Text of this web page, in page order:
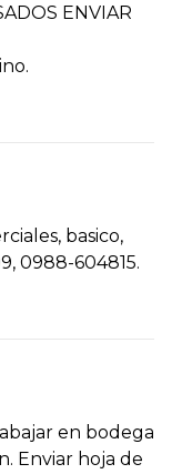
ENVIAR
basico,
0988-604815.
en bodega
Enviar hoja de